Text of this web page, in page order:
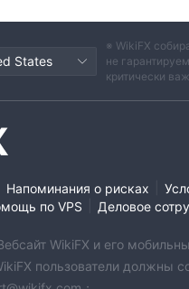
States
※ WikiFX
не
критически
Напоминания о рисках
по VPS Деловое
WikiFX и его
пользователи должны